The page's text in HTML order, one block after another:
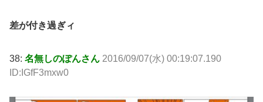
差が付き過ぎィ
38: 名無しのぽんさん 2016/09/07(水) 00:19:07.190
ID:IGfF3mxw0